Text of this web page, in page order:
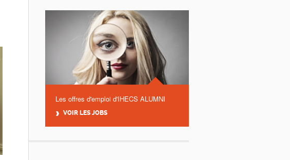
Les offres d'emploi d'IHECS ALUMNI
VOIR LES JOBS